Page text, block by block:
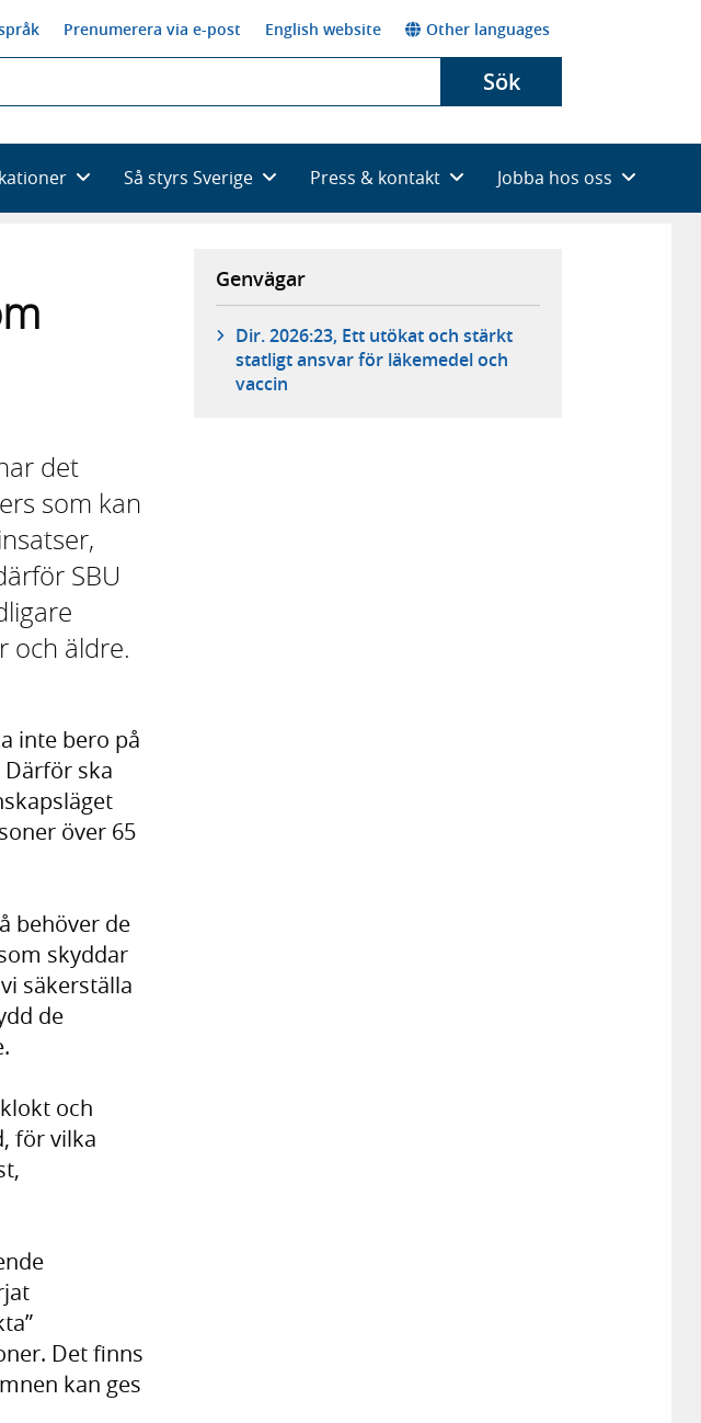
Prenumerera via e-post English website Other languages
Sök
Så styrs Sverige Press & kontakt Jobba hos oss
det
som kan
SBU
och äldre.
inte bero på
Därför ska
över 65
behöver de
skyddar
säkerställa
de
och
för vilka
Det finns
kan ges
Genvägar
Dir. 2026:23, Ett utökat och stärkt
statligt ansvar för läkemedel och
vaccin